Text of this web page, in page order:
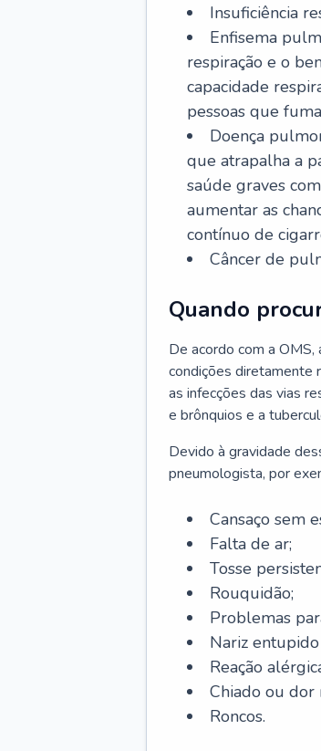
Insuficiência
Enfisema
respiração e o
capacidade
pessoas que
Doença
que atrapalha a
saúde graves
aumentar as
contínuo de
Câncer de
Quando
De acordo com a
condições diretamente
as infecções das vias
e brônquios e a
Devido à gravidade
pneumologista, por
Cansaço sem
Falta de ar;
Tosse
Rouquidão;
Problemas
Nariz
Reação
Chiado ou dor
Roncos.